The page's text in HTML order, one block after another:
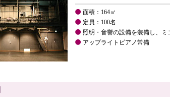
面積：164㎡
定員：100名
照明・音響の設備を装備し、
アップライトピアノ常備